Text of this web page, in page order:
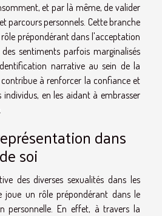
et par là même, de valider
parcours personnels. Cette branche
prépondérant dans l'acceptation
sentiments parfois marginalisés
narrative au sein de la
à renforcer la confiance et
individus, en les aidant à embrasser
dans
soi
des diverses sexualités dans les
un rôle prépondérant dans le
personnelle. En effet, à travers la